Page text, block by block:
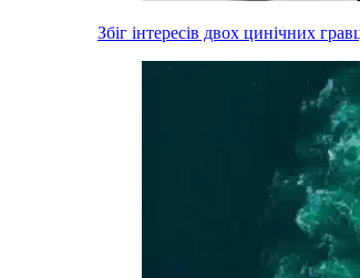
Збіг інтересів двох цинічних